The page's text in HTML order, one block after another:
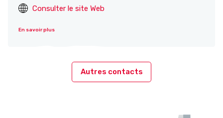
Consulter le site Web
En savoir plus
Autres contacts